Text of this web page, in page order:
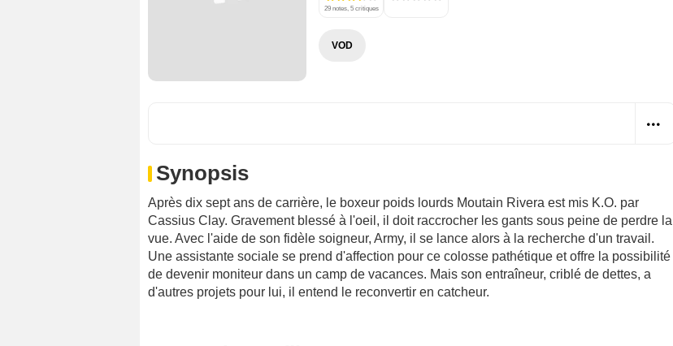
29 notes, 5 critiques
VOD
Synopsis
Après dix sept ans de carrière, le boxeur poids lourds Moutain Rivera est mis K.O. par
Cassius Clay. Gravement blessé à l'oeil, il doit raccrocher les gants sous peine de perdre la
vue. Avec l'aide de son fidèle soigneur, Army, il se lance alors à la recherche d'un travail.
Une assistante sociale se prend d'affection pour ce colosse pathétique et offre la possibilité
de devenir moniteur dans un camp de vacances. Mais son entraîneur, criblé de dettes, a
d'autres projets pour lui, il entend le reconvertir en catcheur.